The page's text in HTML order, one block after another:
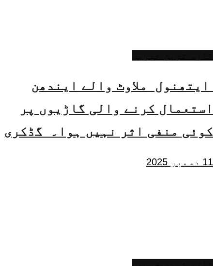
ایتھنول ملاوٹ والے ایندھن
استعمال کرنے والی گاڑیوں پر
کوئی منفی اثر نہیں ہوا۔ گڈکری
11 دسمبر 2025